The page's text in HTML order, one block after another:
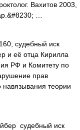
Вахитов 2003,
…
судебный иск
и её отца Кирилла
РФ и Комитету по
прав
навязывания теории
судебный иск